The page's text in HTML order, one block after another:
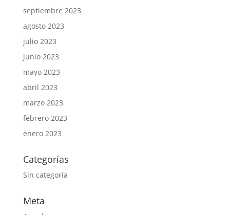
septiembre 2023
agosto 2023
julio 2023
junio 2023
mayo 2023
abril 2023
marzo 2023
febrero 2023
enero 2023
Categorías
Sin categoría
Meta